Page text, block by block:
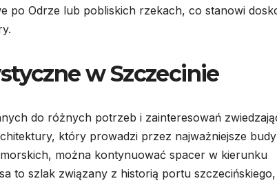
Odrze lub pobliskich rzekach, co stanowi
w Szczecinie
do różnych potrzeb i zainteresowań
który prowadzi przez najważniejsze
można kontynuować spacer w kierunku
to szlak związany z historią portu szczecińskiego,